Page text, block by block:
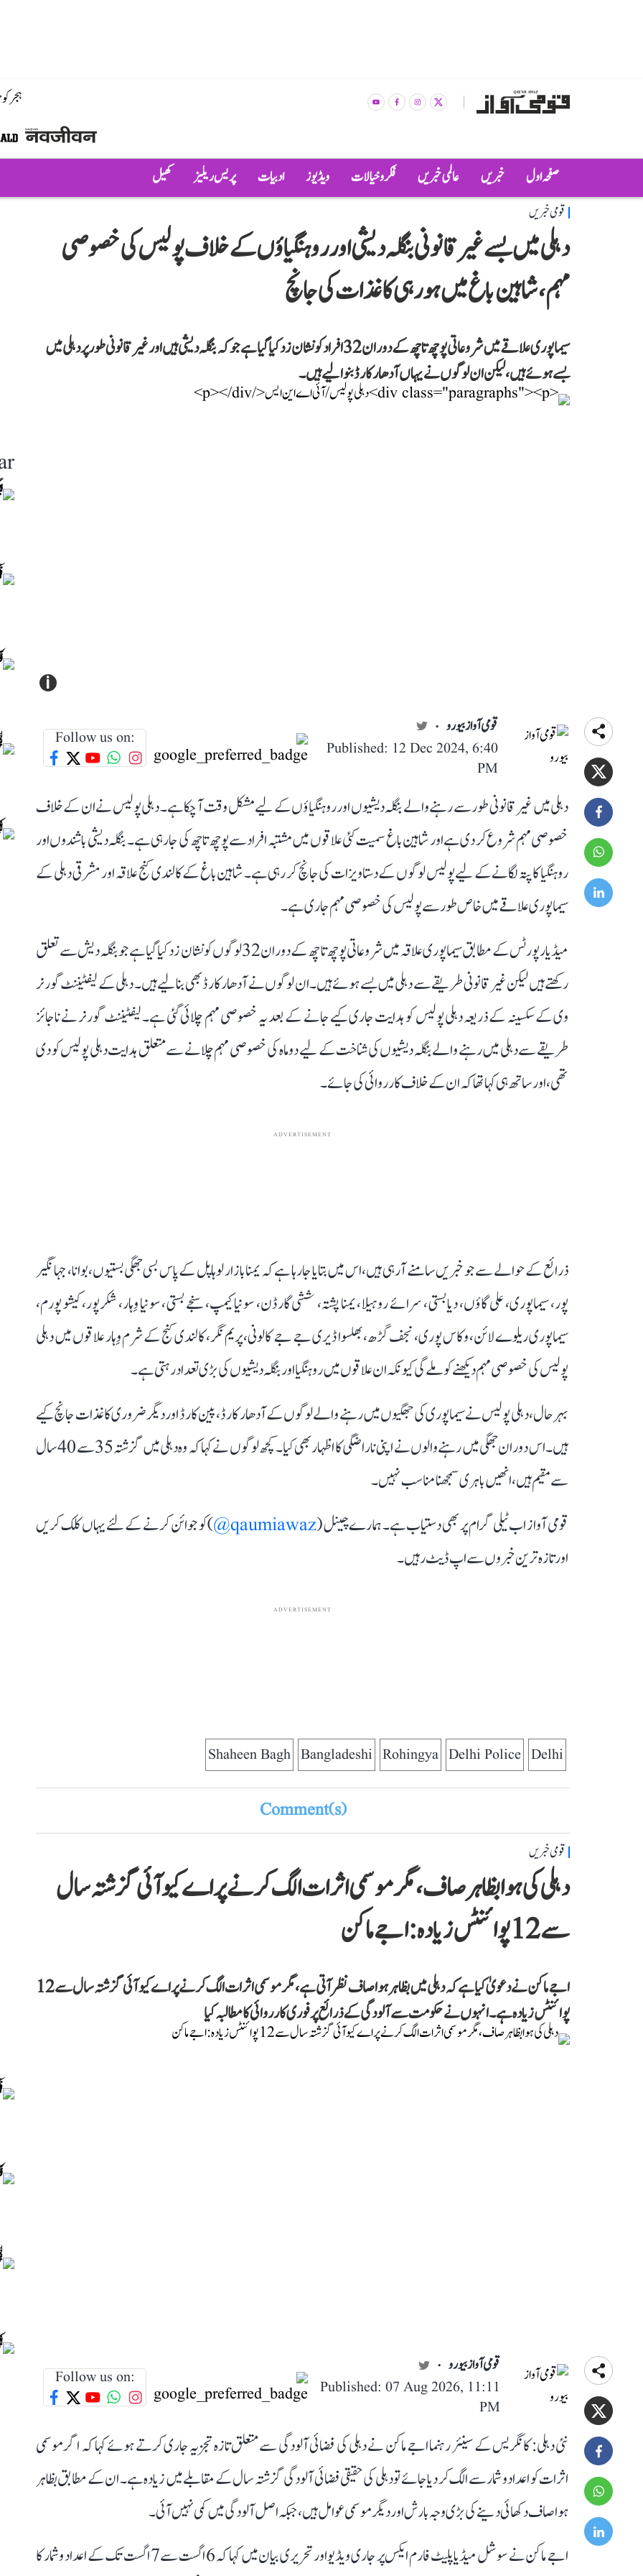
ہجر
صفحہ اول خبریں عالمی خبریں فکر و خیالات ویڈیوز ادبیات پریس ریلیز کھیل
قومی خبریں
دہلی میں بسے غیر قانونی بنگلہ دیشی اور روہنگیاؤں کے خلاف پولیس کی خصوصی
مہم، شاہین باغ میں ہو رہی کاغذات کی جانچ
سیماپوری علاقے میں شروعاتی پوچھ تاچھ کے دوران 32 افراد کو نشان زد کیا گیا ہے جو کہ بنگلہ دیشی ہیں اور غیر قانونی طور پر دہلی میں
بسے ہوئے ہیں، لیکن ان لوگوں نے یہاں آدھار کارڈ بنوا لیے ہیں۔
i
قومی آواز بیورو
Published: 12 Dec 2024, 6:40
PM
Follow us on:
دہلی میں غیر قانونی طور سے رہنے والے بنگلہ دیشیوں اور روہنگیاؤں کے لیے مشکل وقت آ چکا ہے۔ دہلی پولیس نے ان کے خلاف
خصوصی مہم شروع کر دی ہے اور شاہین باغ سمیت کئی علاقوں میں مشتبہ افراد سے پوچھ تاچھ کی جا رہی ہے۔ بنگلہ دیشی باشندوں اور
روہنگیا کا پتہ لگانے کے لیے پولیس لوگوں کے دستاویزات کی جانچ کر رہی ہے۔ شاہین باغ کے کالندی کنج علاقہ اور مشرقی دہلی کے
سیماپوری علاقے میں خاص طور سے پولیس کی خصوصی مہم جاری ہے۔
میڈیا رپورٹس کے مطابق سیماپوری علاقہ میں شروعاتی پوچھ تاچھ کے دوران 32 لوگوں کو نشان زد کیا گیا ہے جو بنگلہ دیش سے تعلق
رکھتے ہیں لیکن غیر قانونی طریقے سے دہلی میں بسے ہوئے ہیں۔ ان لوگوں نے آدھار کارڈ بھی بنا لیے ہیں۔ دہلی کے لیفٹیننٹ گورنر
وی کے سکسینہ کے ذریعہ دہلی پولیس کو ہدایت جاری کیے جانے کے بعد یہ خصوصی مہم چلائی گئی ہے۔ لیفٹیننٹ گورنر نے ناجائز
طریقے سے دہلی میں رہنے والے بنگلہ دیشیوں کی شناخت کے لیے دو ماہ کی خصوصی مہم چلانے سے متعلق ہدایت دہلی پولیس کو دی
تھی، اور ساتھ ہی کہا تھا کہ ان کے خلاف کارروائی کی جائے۔
ADVERTISEMENT
ذرائع کے حوالے سے جو خبریں سامنے آ رہی ہیں، اس میں بتایا جا رہا ہے کہ یمنا بازار لوہا پل کے پاس بسی جھگی بستیوں، بوانا، جہانگیر
پور، سیماپوری، علی گاؤں، دیا بستی، سرائے روہیلا، یمنا پشتہ، ششی گارڈن، سونیا کیمپ، سنجے بستی، سونیا وِہار، شکرپور، کیشو پورم،
سیماپوری ریلوے لائن، وکاس پوری، نجف گڑھ، بھلسوا ڈیری جے جے کالونی، پریم نگر، کالندی کنج کے شرم وِہار علاقوں میں دہلی
پولیس کی خصوصی مہم دیکھنے کو ملے گی کیونکہ ان علاقوں میں روہنگیا اور بنگلہ دیشیوں کی بڑی تعداد رہتی ہے۔
بہرحال، دہلی پولیس نے سیماپوری کی جھگیوں میں رہنے والے لوگوں کے آدھار کارڈ، پین کارڈ اور دیگر ضروری کاغذات جانچ کیے
ہیں۔ اس دوران جھگی میں رہنے والوں نے اپنی ناراضگی کا اظہار بھی کیا۔ کچھ لوگوں نے کہا کہ وہ دہلی میں گزشتہ 35 سے 40 سال
سے مقیم ہیں، انھیں باہری سمجھنا مناسب نہیں۔
قومی آواز اب ٹیلی گرام پر بھی دستیاب ہے۔ ہمارے چینل (qaumiawaz@
) کو جوائن کرنے کے لئے یہاں کلک کریں
اور تازہ ترین خبروں سے اپ ڈیٹ رہیں۔
ADVERTISEMENT
Delhi
Delhi Police
Rohingya
Bangladeshi
Shaheen Bagh
Comment(s)
قومی خبریں
دہلی کی ہوا بظاہر صاف، مگر موسمی اثرات الگ کرنے پر اے کیو آئی گزشتہ سال
سے 12 پوائنٹس زیادہ: اجے ماکن
اجے ماکن نے دعویٰ کیا ہے کہ دہلی میں بظاہر ہوا صاف نظر آتی ہے، مگر موسمی اثرات الگ کرنے پر اے کیو آئی گزشتہ سال سے 12
پوائنٹس زیادہ ہے۔ انہوں نے حکومت سے آلودگی کے ذرائع پر فوری کارروائی کا مطالبہ کیا
قومی آواز بیورو
Published: 07 Aug 2026, 11:11
PM
Follow us on:
نئی دہلی: کانگریس کے سینئر رہنما اجے ماکن نے دہلی کی فضائی آلودگی سے متعلق تازہ تجزیہ جاری کرتے ہوئے کہا کہ اگر موسمی
اثرات کو اعداد و شمار سے الگ کر دیا جائے تو دہلی کی حقیقی فضائی آلودگی گزشتہ سال کے مقابلے میں زیادہ ہے۔ ان کے مطابق بظاہر
ہوا صاف دکھائی دینے کی بڑی وجہ بارش اور دیگر موسمی عوامل ہیں، جبکہ اصل آلودگی میں کمی نہیں آئی۔
اجے ماکن نے سوشل میڈیا پلیٹ فارم ایکس پر جاری ویڈیو اور تحریری بیان میں کہا کہ 6 اگست سے 7 اگست تک کے اعداد و شمار کا